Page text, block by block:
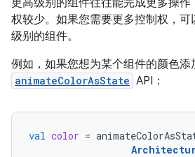
权较少。如果您需要更多控制权，可
级别的组件。
例如，如果您想为某个组件的颜色
animateColorAsState API：
val color =